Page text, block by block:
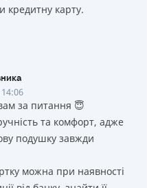
карту.
за питання 😇
та комфорт, адже
подушку завжди
можна при наявності